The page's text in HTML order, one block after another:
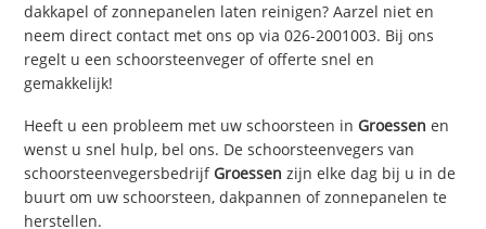
dakkapel of zonnepanelen laten reinigen? Aarzel niet en
neem direct contact met ons op via 026-2001003. Bij ons
regelt u een schoorsteenveger of offerte snel en
gemakkelijk!
Heeft u een probleem met uw schoorsteen in Groessen en
wenst u snel hulp, bel ons. De schoorsteenvegers van
schoorsteenvegersbedrijf Groessen zijn elke dag bij u in de
buurt om uw schoorsteen, dakpannen of zonnepanelen te
herstellen.